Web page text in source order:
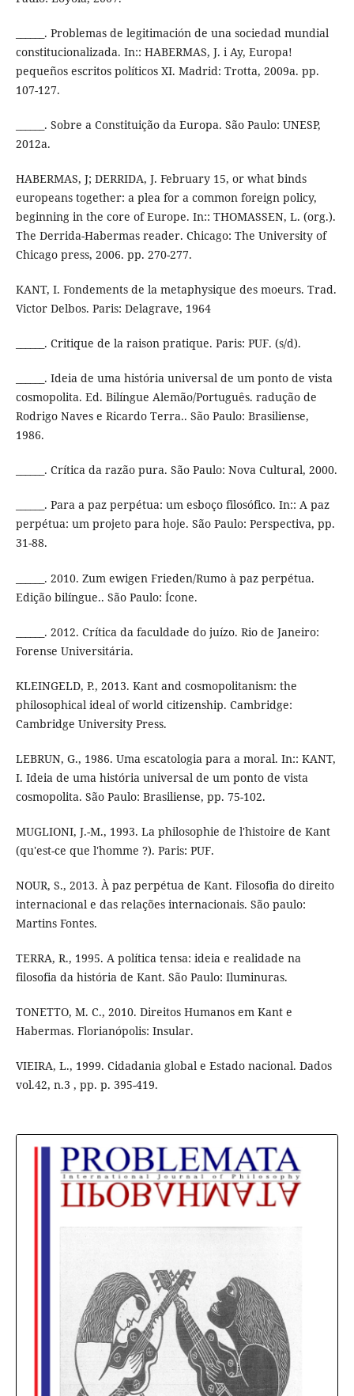
______. Problemas de legitimación de una sociedad mundial
constitucionalizada. In:: HABERMAS, J. i Ay, Europa!
pequeños escritos políticos XI. Madrid: Trotta, 2009a. pp.
107-127.
______. Sobre a Constituição da Europa. São Paulo: UNESP,
2012a.
HABERMAS, J; DERRIDA, J. February 15, or what binds
europeans together: a plea for a common foreign policy,
beginning in the core of Europe. In:: THOMASSEN, L. (org.).
The Derrida-Habermas reader. Chicago: The University of
Chicago press, 2006. pp. 270-277.
KANT, I. Fondements de la metaphysique des moeurs. Trad.
Victor Delbos. Paris: Delagrave, 1964
______. Critique de la raison pratique. Paris: PUF. (s/d).
______. Ideia de uma história universal de um ponto de vista
cosmopolita. Ed. Bilíngue Alemão/Português. radução de
Rodrigo Naves e Ricardo Terra.. São Paulo: Brasiliense,
1986.
______. Crítica da razão pura. São Paulo: Nova Cultural, 2000.
______. Para a paz perpétua: um esboço filosófico. In:: A paz
perpétua: um projeto para hoje. São Paulo: Perspectiva, pp.
31-88.
______. 2010. Zum ewigen Frieden/Rumo à paz perpétua.
Edição bilíngue.. São Paulo: Ícone.
______. 2012. Crítica da faculdade do juízo. Rio de Janeiro:
Forense Universitária.
KLEINGELD, P., 2013. Kant and cosmopolitanism: the
philosophical ideal of world citizenship. Cambridge:
Cambridge University Press.
LEBRUN, G., 1986. Uma escatologia para a moral. In:: KANT,
I. Ideia de uma história universal de um ponto de vista
cosmopolita. São Paulo: Brasiliense, pp. 75-102.
MUGLIONI, J.-M., 1993. La philosophie de l'histoire de Kant
(qu'est-ce que l'homme ?). Paris: PUF.
NOUR, S., 2013. À paz perpétua de Kant. Filosofia do direito
internacional e das relações internacionais. São paulo:
Martins Fontes.
TERRA, R., 1995. A política tensa: ideia e realidade na
filosofia da história de Kant. São Paulo: Iluminuras.
TONETTO, M. C., 2010. Direitos Humanos em Kant e
Habermas. Florianópolis: Insular.
VIEIRA, L., 1999. Cidadania global e Estado nacional. Dados
vol.42, n.3 , pp. p. 395-419.